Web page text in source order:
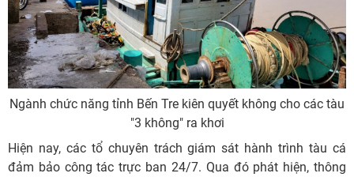
Ngành chức năng tỉnh Bến Tre kiên quyết không cho các tàu
"3 không" ra khơi
Hiện nay, các tổ chuyên trách giám sát hành trình tàu cá
đảm bảo công tác trực ban 24/7. Qua đó phát hiện, thông